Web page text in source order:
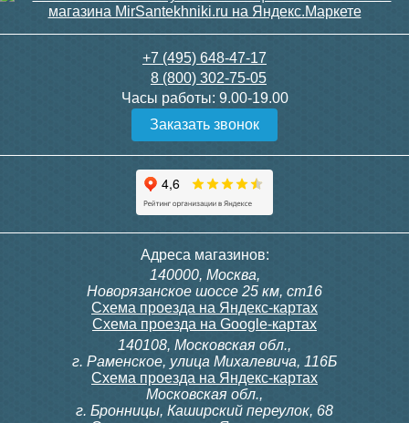
Millennium Ф20 (короткое)
20
Подробнее
Millennium 25х20х25
Подробнее
+7 (495) 648-47-17
8 (800) 302-75-05
Часы работы: 9.00-19.00
Заказать звонок
Адреса магазинов:
140000, Москва,
Новорязанское шоссе 25 км, ст16
Схема проезда на Яндекс-картах
Схема проезда на Google-картах
140108, Московская обл.,
г. Раменское, улица Михалевича, 116Б
Схема проезда на Яндекс-картах
Московская обл.,
г. Бронницы, Каширский переулок, 68